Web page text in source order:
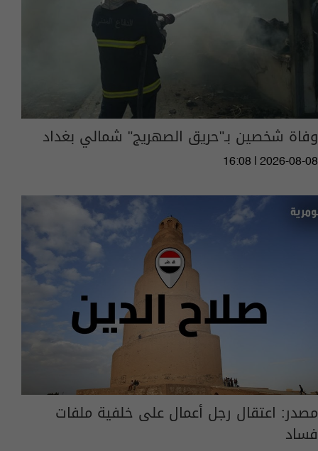
وفاة شخصين بـ"حريق الصهريج" شمالي بغداد
16:08 | 2026-08-08
مصدر: اعتقال رجل أعمال على خلفية ملفات
فساد